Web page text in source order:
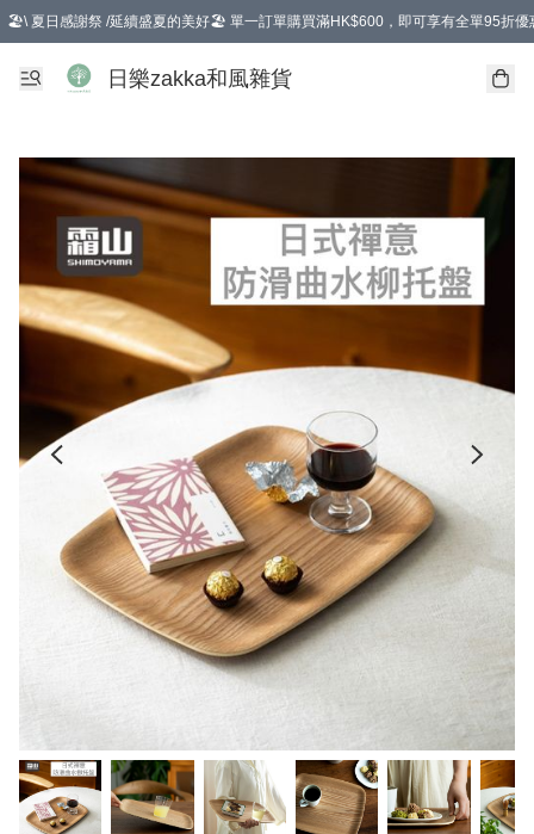
🏖️\ 夏日感謝祭 /延續盛夏的美好🏖️ 單一訂單購買滿HK$600，即可享有全單95折優
選擇GoGoX住宅/工商地址配送，單一訂單消費購物滿HK$680(折扣後），可享有
日樂zakka和風雜貨